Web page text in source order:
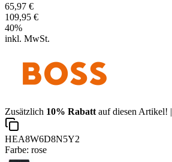
65,97 €
109,95 €
40%
inkl. MwSt.
Zusätzlich 10% Rabatt auf diesen Artikel! |
HEA8W6D8N5Y2
Farbe: rose